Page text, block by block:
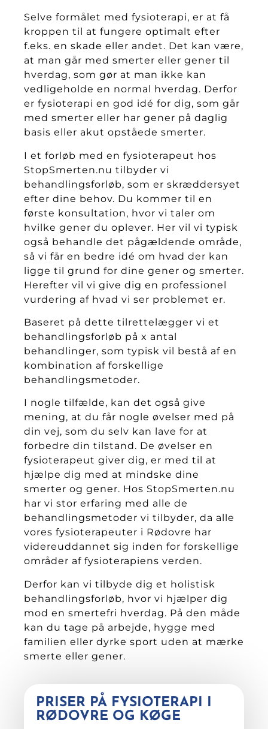
Selve formålet med fysioterapi, er at få
kroppen til at fungere optimalt efter
f.eks. en skade eller andet. Det kan være,
at man går med smerter eller gener til
hverdag, som gør at man ikke kan
vedligeholde en normal hverdag. Derfor
er fysioterapi en god idé for dig, som går
med smerter eller har gener på daglig
basis eller akut opståede smerter.
I et forløb med en fysioterapeut hos
StopSmerten.nu tilbyder vi
behandlingsforløb, som er skræddersyet
efter dine behov. Du kommer til en
første konsultation, hvor vi taler om
hvilke gener du oplever. Her vil vi typisk
også behandle det pågældende område,
så vi får en bedre idé om hvad der kan
ligge til grund for dine gener og smerter.
Herefter vil vi give dig en professionel
vurdering af hvad vi ser problemet er.
Baseret på dette tilrettelægger vi et
behandlingsforløb på x antal
behandlinger, som typisk vil bestå af en
kombination af forskellige
behandlingsmetoder.
I nogle tilfælde, kan det også give
mening, at du får nogle øvelser med på
din vej, som du selv kan lave for at
forbedre din tilstand. De øvelser en
fysioterapeut giver dig, er med til at
hjælpe dig med at mindske dine
smerter og gener. Hos StopSmerten.nu
har vi stor erfaring med alle de
behandlingsmetoder vi tilbyder, da alle
vores fysioterapeuter i Rødovre har
videreuddannet sig inden for forskellige
områder af fysioterapiens verden.
Derfor kan vi tilbyde dig et holistisk
behandlingsforløb, hvor vi hjælper dig
mod en smertefri hverdag. På den måde
kan du tage på arbejde, hygge med
familien eller dyrke sport uden at mærke
smerte eller gener.
PRISER PÅ FYSIOTERAPI I
RØDOVRE OG KØGE